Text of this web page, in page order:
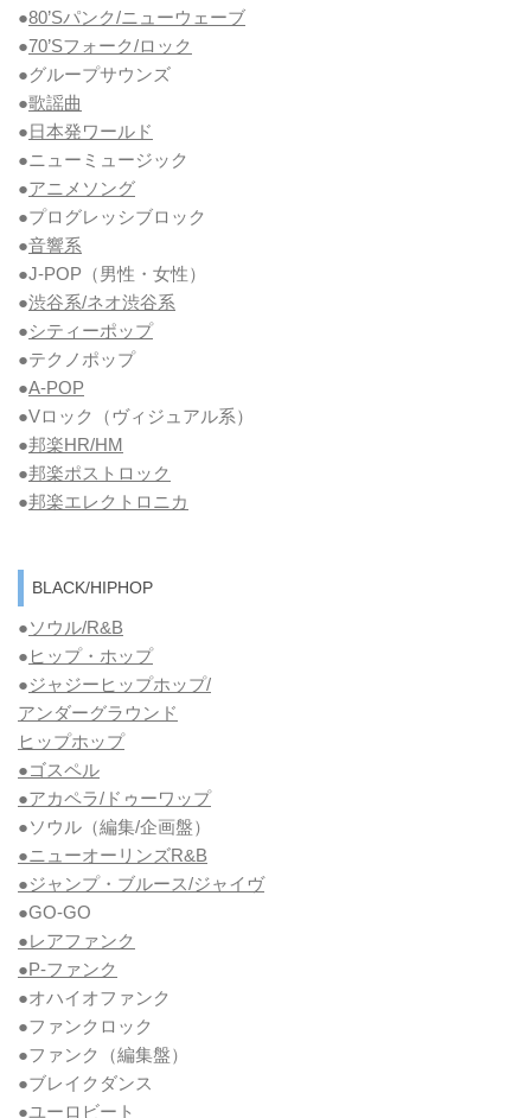
●80’Sパンク/ニューウェーブ
●70’Sフォーク/ロック
●グループサウンズ
●歌謡曲
●日本発ワールド
●ニューミュージック
●アニメソング
●プログレッシブロック
●音響系
●J-POP（男性・女性）
●渋谷系/ネオ渋谷系
●シティーポップ
●テクノポップ
●A-POP
●Vロック
（ヴィジュアル系）
●邦楽HR/HM
●邦楽ポストロック
●邦楽エレクトロニカ
BLACK/HIPHOP
●ソウル/R&B
● ヒップ・ホップ
●ジャジーヒップホップ/
アンダーグラウンド
ヒップホップ
●ゴスペル
●アカペラ/ドゥーワップ
●ソウル （編集/企画盤）
●ニューオーリンズR&B
●ジャンプ・ブルース/ジャイヴ
●GO-GO
●レアファンク
●P-ファンク
●オハイオファンク
●ファンクロック
●ファンク
（編集盤）
●ブレイクダンス
●ユーロビート